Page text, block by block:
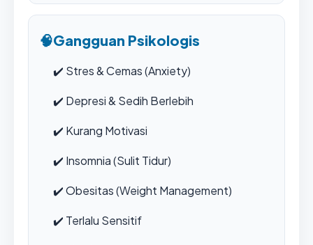
🧠Gangguan Psikologis
✔️ Stres & Cemas (Anxiety)
✔️ Depresi & Sedih Berlebih
✔️ Kurang Motivasi
✔️ Insomnia (Sulit Tidur)
✔️Obesitas (Weight Management)
✔️ Terlalu Sensitif